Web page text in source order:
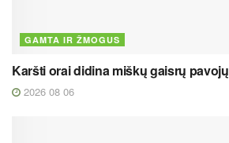
GAMTA IR ŽMOGUS
Karšti orai didina miškų gaisrų pavojų
2026 08 06